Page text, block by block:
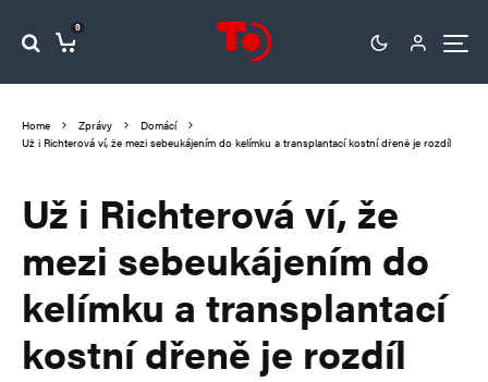
0
Home Zprávy
Domácí
Už i Richterová ví, že mezi sebeukájením do kelímku a transplantací kostní dřeně je rozdíl
Už i Richterová ví, že
mezi sebeukájením do
kelímku a transplantací
kostní dřeně je rozdíl